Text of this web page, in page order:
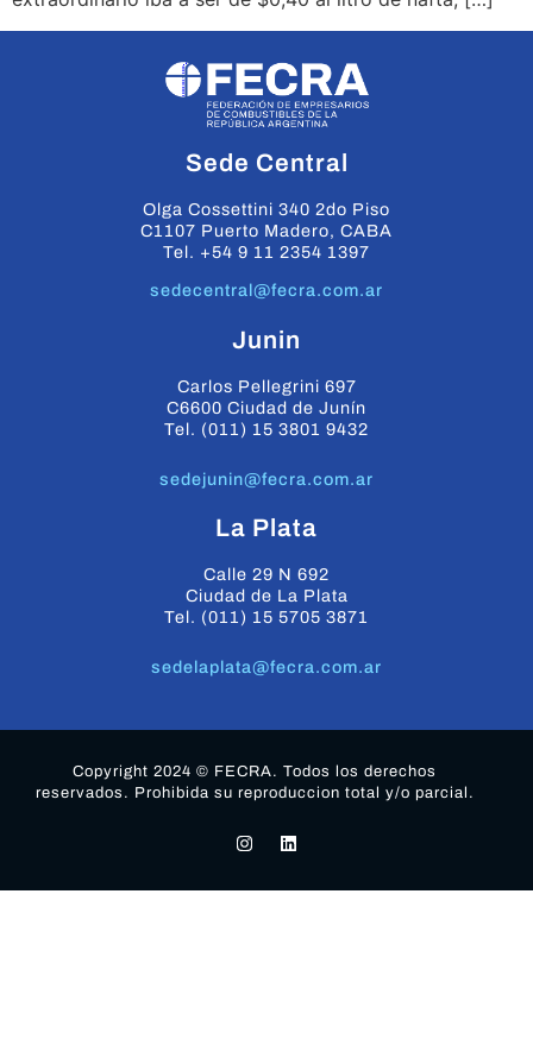
Sede Central
Olga Cossettini 340 2do Piso
C1107 Puerto Madero, CABA
Tel. +54 9 11 2354 1397
sedecentral@fecra.com.ar
Junin
Carlos Pellegrini 697
C6600 Ciudad de Junín
Tel. (011) 15 3801 9432
sedejunin@fecra.com.ar
La Plata
Calle 29 N 692
Ciudad de La Plata
Tel. (011) 15 5705 3871
sedelaplata@fecra.com.ar
Copyright 2024 © FECRA. Todos los derechos
reservados. Prohibida su reproduccion total y/o parcial.